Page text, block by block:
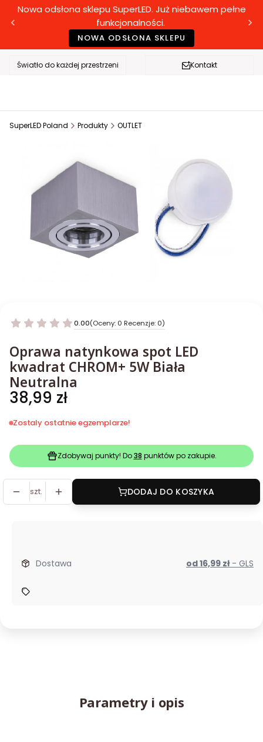
Nowa odsłona sklepu SuperLED. Już niebawem pełne
funkcjonalności.
NOWA ODSŁONA SKLEPU
Światło do każdej przestrzeni Kontakt
SuperLED Poland Produkty OUTLET
0.00(Oceny: 0 Recenzje: 0)
Oprawa natynkowa spot LED
kwadrat CHROM+ 5W Biała
Neutralna
Cena
38,99 zł
Zostaly ostatnie egzemplarze!
Zdobywaj punkty! Do38 punktów po zakupie.
szt. DODAJ DO KOSZYKA
Dostawa od 16,99 zł - GLS
Parametry i opis